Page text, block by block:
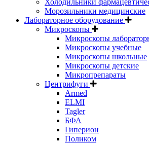
Холодильники
Морозильники медицинские
Лабораторное оборудование
Микроскопы
Микроскопы
Микроскопы учебные
Микроскопы школьные
Микроскопы детские
Микропрепараты
Центрифуги
Armed
ELMI
Tagler
БФА
Гиперион
Поликом